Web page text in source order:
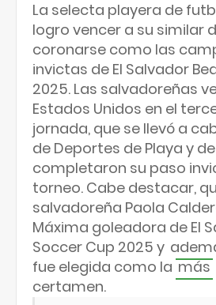
La selecta playera de
logro vencer a su similar
coronarse como las
invictas de El Salvador
2025. Las salvadoreñas
Estados Unidos en el
jornada, que se llevó a
de Deportes de Playa y
completaron su paso
torneo. Cabe destacar,
salvadoreña Paola
Máxima goleadora de El
Soccer Cup 2025 y
fue elegida como la más
certamen.